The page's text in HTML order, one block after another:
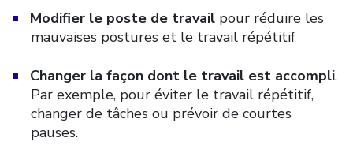
Modifier le poste de travail pour réduire les
mauvaises postures et le travail répétitif
Changer la façon dont le travail est accompli.
Par exemple, pour éviter le travail répétitif,
changer de tâches ou prévoir de courtes
pauses.